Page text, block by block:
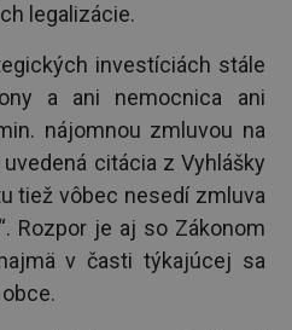
legalizácie.
investíciách stále
a ani nemocnica ani
nájomnou zmluvou na
citácia z Vyhlášky
tiež vôbec nesedí zmluva
Rozpor je aj so Zákonom
v časti týkajúcej sa